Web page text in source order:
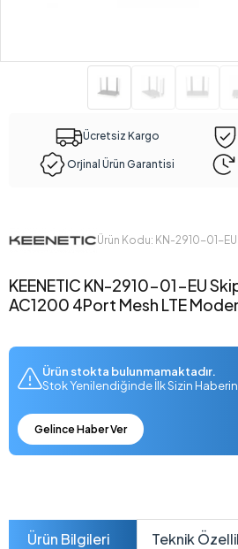
Ücretsiz Kargo
Orjinal Ürün Garantisi
Ürün Kodu: KN-2910-01-EU
KEENETIC KN-2910-01-EU
AC1200 4Port Mesh LTE
Ürün stokta bulunmamaktadır.
Stok Yenilendiğinde İlk Sizin
Gelince Haber Ver
Ürün Bilgileri Teknik